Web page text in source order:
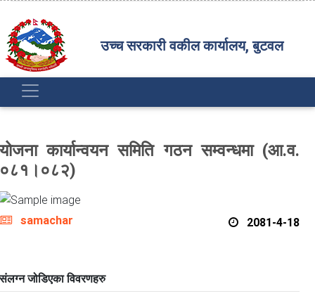
उच्च सरकारी वकील कार्यालय, बुटवल
योजना कार्यान्वयन समिति गठन सम्वन्धमा (आ.व.
०८१।०८२)
samachar 2081-4-18
संलग्न जोडिएका विवरणहरु